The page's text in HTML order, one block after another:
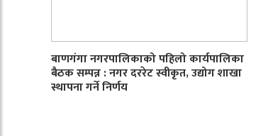
बाणगंगा नगरपालिकाको पहिलो कार्यपालिका
बैठक सम्पन्न : नगर दररेट स्वीकृत, उद्योग शाखा
स्थापना गर्ने निर्णय